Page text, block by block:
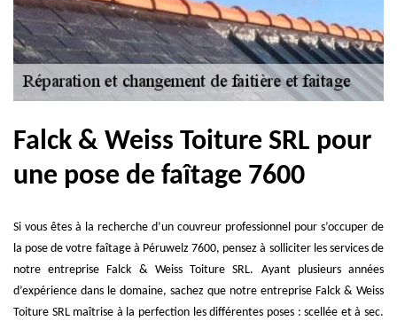
Falck & Weiss Toiture SRL pour
une pose de faîtage 7600
Si vous êtes à la recherche d’un couvreur professionnel pour s’occuper de
la pose de votre faîtage à Péruwelz 7600, pensez à solliciter les services de
notre entreprise Falck & Weiss Toiture SRL. Ayant plusieurs années
d’expérience dans le domaine, sachez que notre entreprise Falck & Weiss
Toiture SRL maîtrise à la perfection les différentes poses : scellée et à sec.